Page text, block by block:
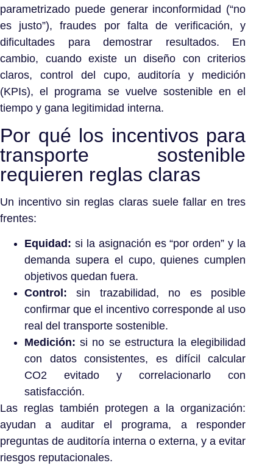
parametrizado puede generar inconformidad (“no
es justo”), fraudes por falta de verificación, y
dificultades para demostrar resultados. En
cambio, cuando existe un diseño con criterios
claros, control del cupo, auditoría y medición
(KPIs), el programa se vuelve sostenible en el
tiempo y gana legitimidad interna.
Por qué los incentivos para
transporte sostenible
requieren reglas claras
Un incentivo sin reglas claras suele fallar en tres
frentes:
Equidad: si la asignación es “por orden” y la
demanda supera el cupo, quienes cumplen
objetivos quedan fuera.
Control: sin trazabilidad, no es posible
confirmar que el incentivo corresponde al uso
real del transporte sostenible.
Medición: si no se estructura la elegibilidad
con datos consistentes, es difícil calcular
CO2 evitado y correlacionarlo con
satisfacción.
Las reglas también protegen a la organización:
ayudan a auditar el programa, a responder
preguntas de auditoría interna o externa, y a evitar
riesgos reputacionales.